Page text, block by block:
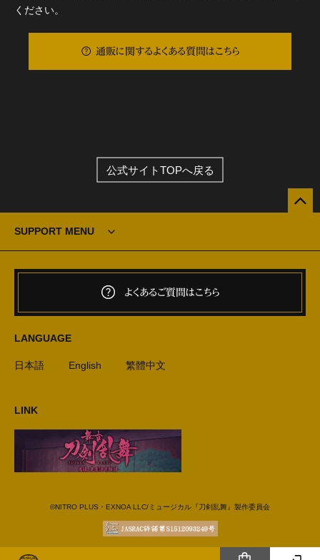
ください。
通販に関するよくある質問はこちら
公式サイトTOPへ戻る
SUPPORT MENU
よくあるご質問はこちら
LANGUAGE
日本語 English 繁體中文
LINK
©NITRO PLUS・EXNOA LLC/ミュージカル『刀剣乱舞』製作委員会